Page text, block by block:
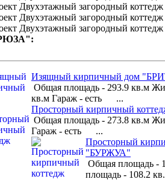
Изящный кирпичный дом
Общая площадь - 293.9 кв.м
кв.м Гараж - есть ...
Просторный кирпичный
Общая площадь - 273.8 кв.м
Гараж - есть ...
Просторный
"БУРЖУА"
Общая площадь -
площадь - 108.2